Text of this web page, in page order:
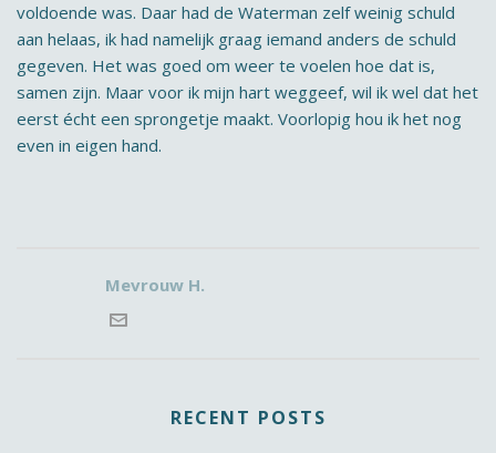
voldoende was. Daar had de Waterman zelf weinig schuld
aan helaas, ik had namelijk graag iemand anders de schuld
gegeven. Het was goed om weer te voelen hoe dat is,
samen zijn. Maar voor ik mijn hart weggeef, wil ik wel dat het
eerst écht een sprongetje maakt. Voorlopig hou ik het nog
even in eigen hand.
Mevrouw H.
RECENT POSTS